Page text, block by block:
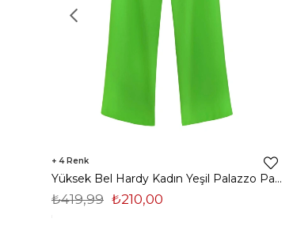
4
Yüksek Bel Hardy Kadın Yeşil Palazzo Pantolon 23K000407
₺210,00
₺419,99